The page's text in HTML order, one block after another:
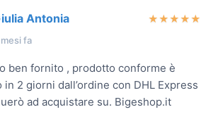
Antonia
fa
★★★★★
ben fornito , prodotto conforme è
in 2 giorni dall’ordine con DHL Express
ad acquistare su. Bigeshop.it